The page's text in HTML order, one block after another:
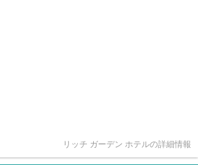
リッチ ガーデン ホテルの詳細情報